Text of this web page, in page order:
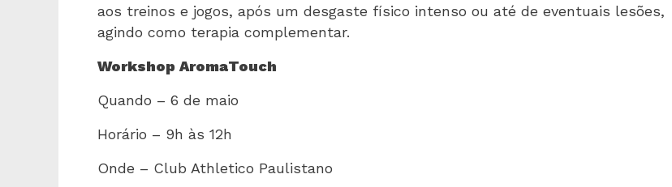
aos treinos e jogos, após um desgaste físico intenso ou até de eventuais lesões,
agindo como terapia complementar.
Workshop AromaTouch
Quando – 6 de maio
Horário – 9h às 12h
Onde – Club Athletico Paulistano